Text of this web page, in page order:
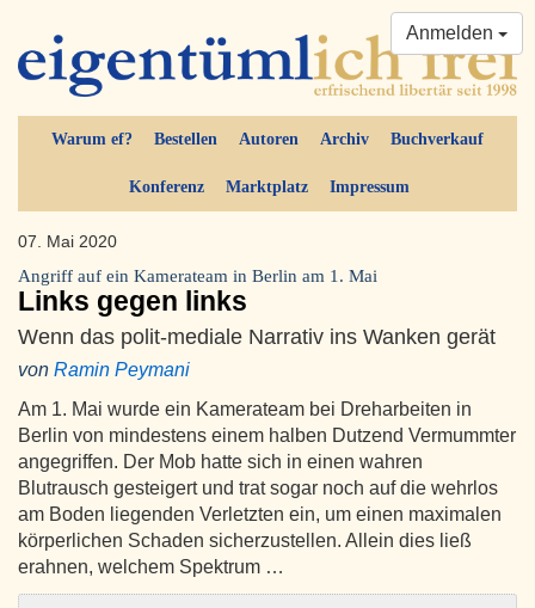
Warum ef? Bestellen Autoren Archiv Buchverkauf
Konferenz Marktplatz Impressum
Anmelden
07. Mai 2020
Angriff auf ein Kamerateam in Berlin am 1. Mai
Links gegen links
Wenn das polit-mediale Narrativ ins Wanken gerät
von Ramin Peymani
Am 1. Mai wurde ein Kamerateam bei Dreharbeiten in
Berlin von mindestens einem halben Dutzend Vermummter
angegriffen. Der Mob hatte sich in einen wahren
Blutrausch gesteigert und trat sogar noch auf die wehrlos
am Boden liegenden Verletzten ein, um einen maximalen
körperlichen Schaden sicherzustellen. Allein dies ließ
erahnen, welchem Spektrum …